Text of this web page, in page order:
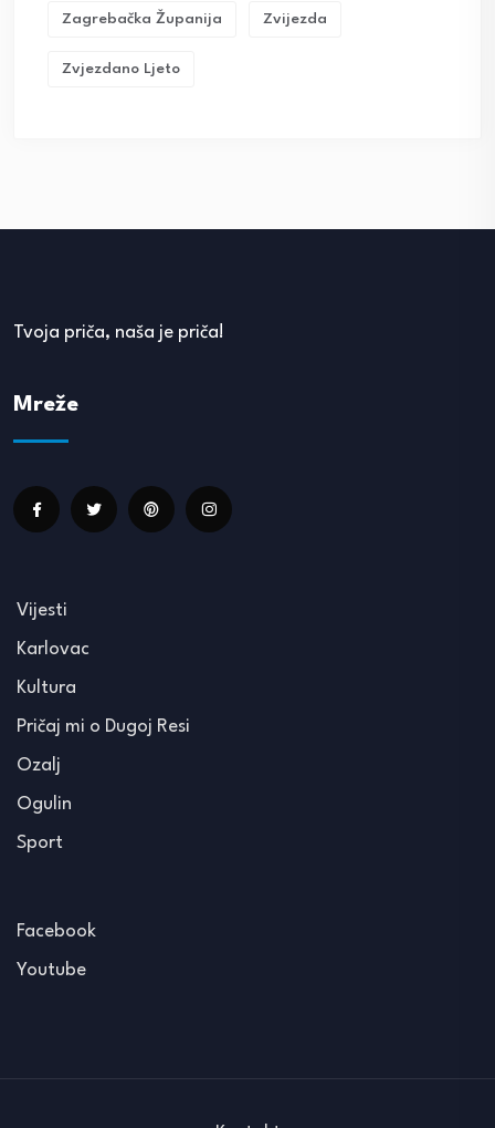
Zagrebačka Županija Zvijezda
Zvjezdano Ljeto
Tvoja priča, naša je priča!
Mreže
Vijesti
Karlovac
Kultura
Pričaj mi o Dugoj Resi
Ozalj
Ogulin
Sport
Facebook
Youtube